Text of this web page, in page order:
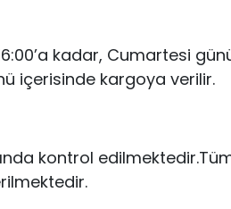
kadar, Cumartesi
içerisinde kargoya verilir.
kontrol